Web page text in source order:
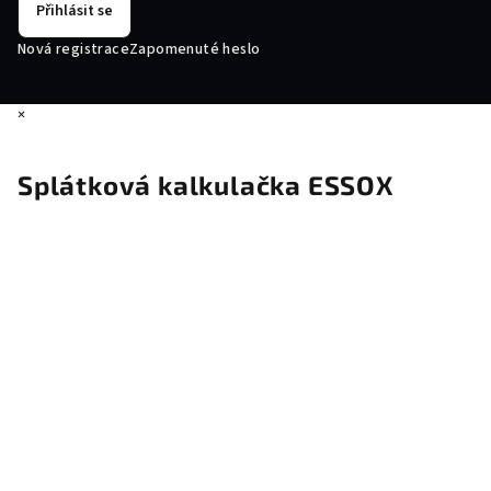
Přihlásit se
Nová registraceZapomenuté heslo
×
Splátková kalkulačka ESSOX